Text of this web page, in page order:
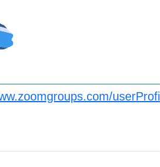
userProfi